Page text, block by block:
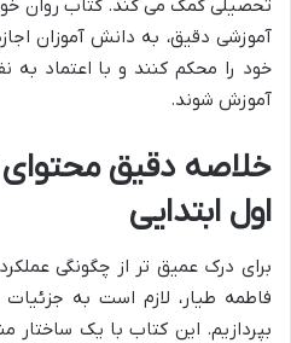
تحصیلی کمک می کند. کتاب روان
آموزشی دقیق، به دانش آموزان
خود را محکم کنند و با اعتماد
آموزش شوند.
خلاصه دقیق محتوای
اول ابتدایی
برای درک عمیق تر از چگونگی
فاطمه طیار، لازم است به
بپردازیم. این کتاب با یک